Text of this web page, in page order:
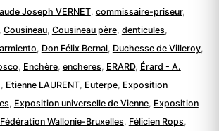
Joseph VERNET, commissaire-priseur,
, Cousineau, Cousineau père, denticules,
, Don Félix Bernal, Duchesse de Villeroy,
, Enchère, encheres, ERARD, Érard - A.
, Etienne LAURENT, Euterpe, Exposition
, Exposition universelle de Vienne, Exposition
Fédération Wallonie-Bruxelles, Félicien Rops,